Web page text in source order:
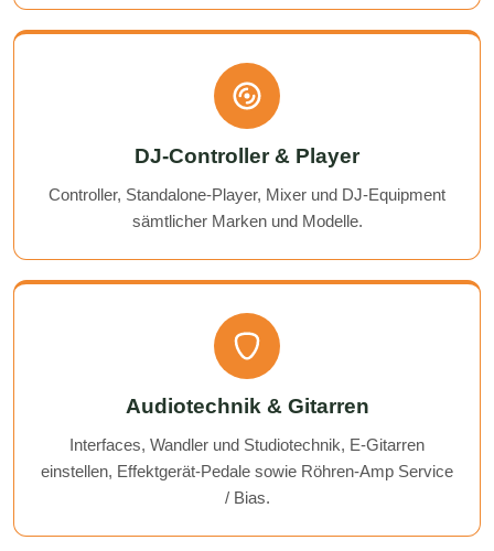
DJ-Controller & Player
Controller, Standalone-Player, Mixer und DJ-Equipment
sämtlicher Marken und Modelle.
Audiotechnik & Gitarren
Interfaces, Wandler und Studiotechnik, E-Gitarren
einstellen, Effektgerät-Pedale sowie Röhren-Amp Service
/ Bias.